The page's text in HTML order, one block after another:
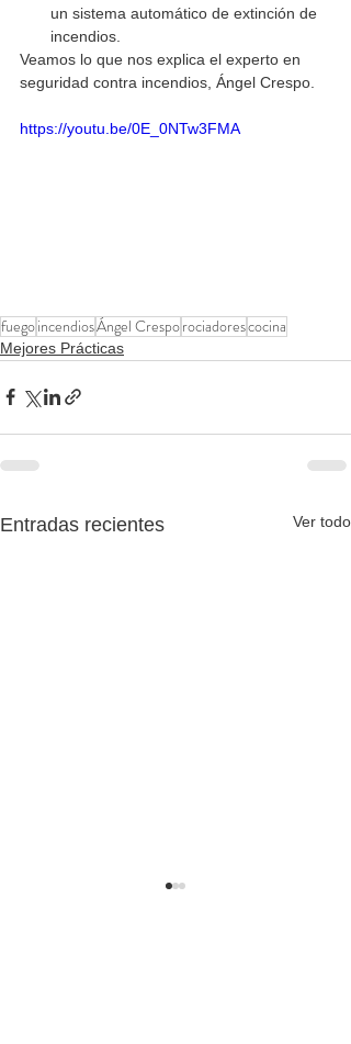
un sistema automático de extinción de
incendios.
Veamos lo que nos explica el experto en
seguridad contra incendios, Ángel Crespo.
https://youtu.be/0E_0NTw3FMA
fuegoincendiosÁngel Cresporociadorescocina
Mejores Prácticas
Entradas recientes Ver todo